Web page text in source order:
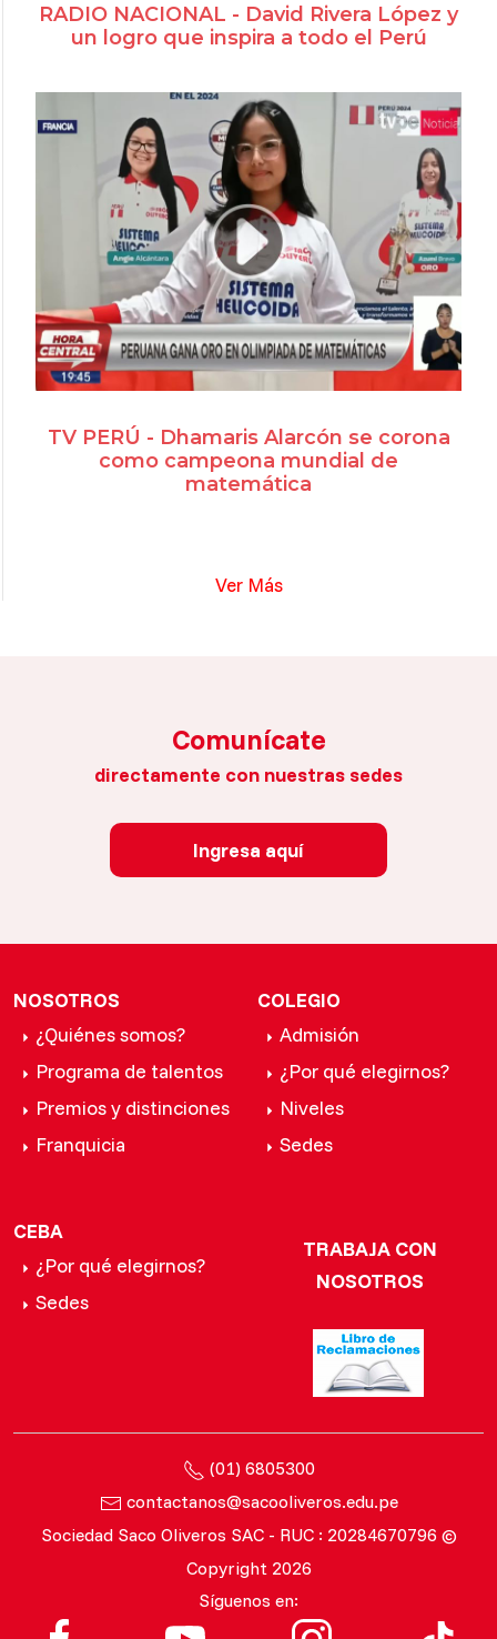
RADIO NACIONAL - David Rivera López y
un logro que inspira a todo el Perú
TV PERÚ - Dhamaris Alarcón se corona
como campeona mundial de
matemática
Ver Más
Comunícate
directamente con nuestras sedes
Ingresa aquí
NOSOTROS
¿Quiénes somos?
Programa de talentos
Premios y distinciones
Franquicia
COLEGIO
Admisión
¿Por qué elegirnos?
Niveles
Sedes
CEBA
¿Por qué elegirnos?
Sedes
TRABAJA CON
NOSOTROS
(01) 6805300
contactanos@sacooliveros.edu.pe
Sociedad Saco Oliveros SAC - RUC : 20284670796 ©
Copyright 2026
Síguenos en: